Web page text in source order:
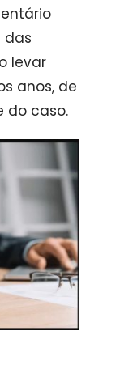
das
levar
anos, de
do caso.